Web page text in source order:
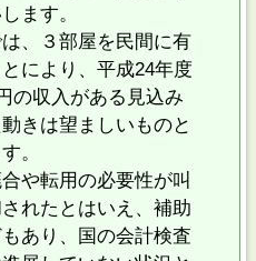
ます。
、３部屋を民間に有
により、平成24年度
の収入がある見込み
きは望ましいものと
。
や転用の必要性が叫
れたとはいえ、補助
あり、国の会計検査